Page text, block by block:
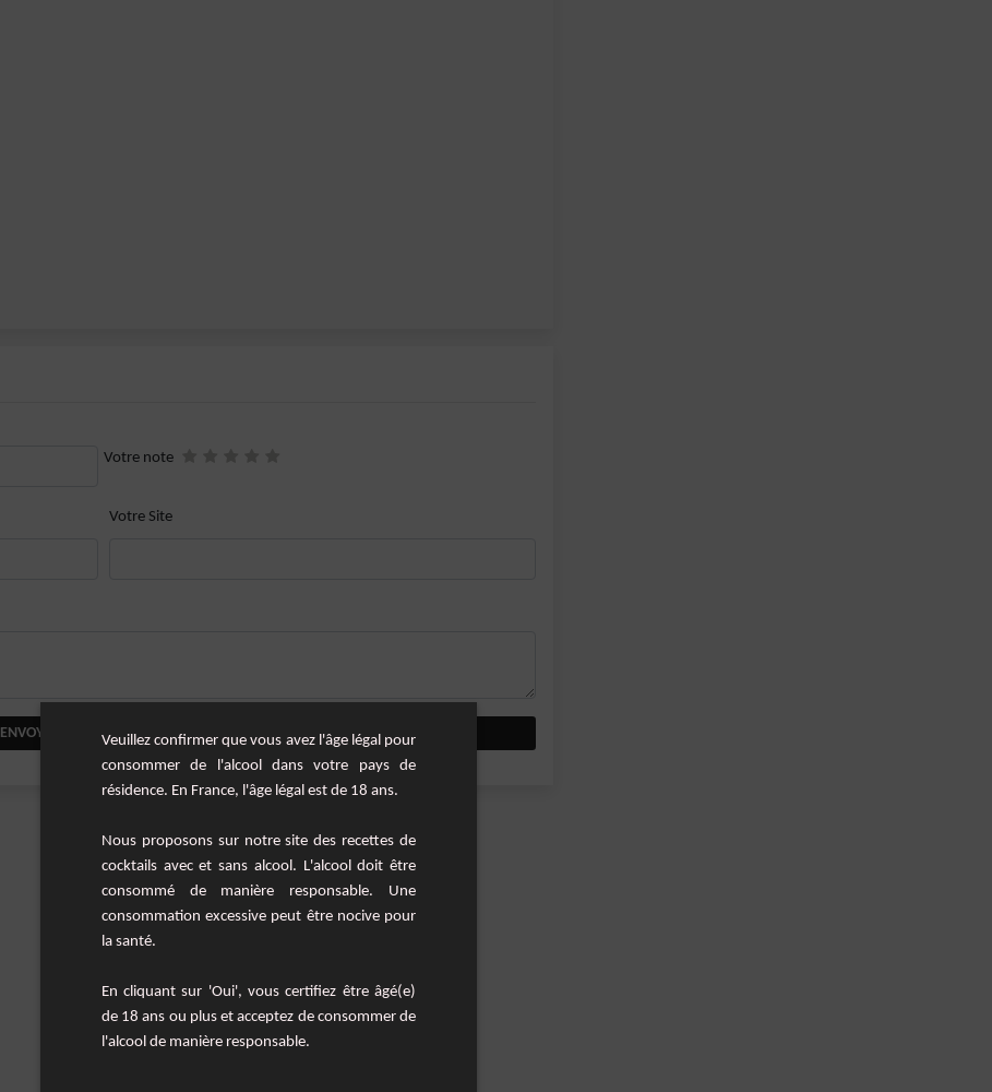
Votre note
Votre Site
ENVOYER VOTRE COMMENTAIREVeuillez confirmer que vous avez l'âge légal pour
consommer de l'alcool dans votre pays de
résidence. En France, l'âge légal est de 18 ans.
Nous proposons sur notre site des recettes de
cocktails avec et sans alcool. L'alcool doit être
consommé de manière responsable. Une
consommation excessive peut être nocive pour
la santé.
En cliquant sur 'Oui', vous certifiez être âgé(e)
de 18 ans ou plus et acceptez de consommer de
l'alcool de manière responsable.